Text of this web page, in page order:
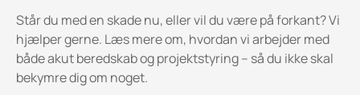
Står du med en skade nu, eller vil du være på forkant? Vi
hjælper gerne. Læs mere om, hvordan vi arbejder med
både akut beredskab og projektstyring – så du ikke skal
bekymre dig om noget.